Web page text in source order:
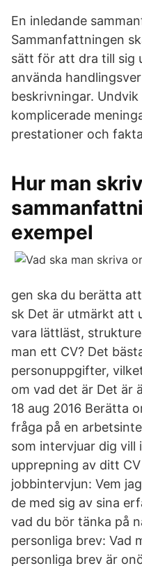
En inledande
Sammanfattningen
sätt för att dra till sig
använda
beskrivningar.
komplicerade
prestationer och
Hur man
exempel
gen ska du berätta
sk Det är utmärkt att
vara lättläst,
man ett CV? Det
personuppgifter,
om vad det är Det är
18 aug 2016 Berätta
fråga på en
som intervjuar dig vill
upprepning av ditt
jobbintervjun: Vem
de med sig av sina
vad du bör tänka på
personliga brev: Vad
personliga brev är